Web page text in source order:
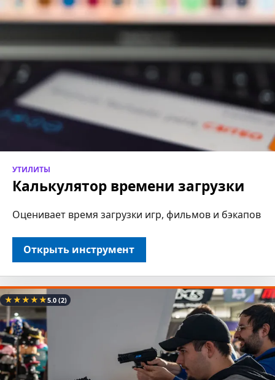
УТИЛИТЫ
Калькулятор времени загрузки
Оценивает время загрузки игр, фильмов и бэкапов
Открыть инструмент
★★★★★5.0(2)